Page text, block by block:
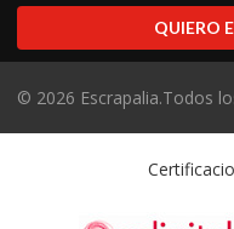
QUIERO
© 2026 Escrapalia.Todos